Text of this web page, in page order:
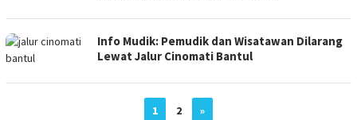
Info Mudik: Pemudik dan Wisatawan Dilarang
Lewat Jalur Cinomati Bantul
1 2 »